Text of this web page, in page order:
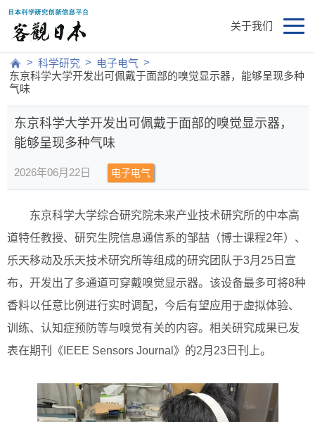
关于我们
> 科学研究 > 电子电气 >
东京科学大学开发出可佩戴于面部的嗅觉显示器，能够呈现多种
气味
东京科学大学开发出可佩戴于面部的嗅觉显示器，
能够呈现多种气味
2026年06月22日 电子电气
东京科学大学综合研究院未来产业技术研究所的中本高
道特任教授、研究生院信息通信系的邹喆（博士课程2年）、
乐天移动及乐天技术研究所等组成的研究团队于3月25日宣
布，开发出了多通道可穿戴嗅觉显示器。该设备最多可将8种
香料以任意比例进行实时调配，今后有望应用于虚拟体验、
训练、认知症预防等与嗅觉有关的内容。相关研究成果已发
表在期刊《IEEE Sensors Journal》的2月23日刊上。